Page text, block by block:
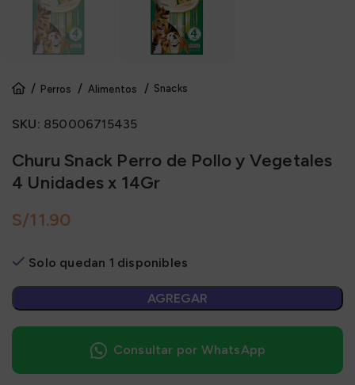
Perros Alimentos Snacks
SKU: 850006715435
Churu Snack Perro de Pollo y Vegetales
4 Unidades x 14Gr
S/
Solo quedan 1 disponibles
AGREGAR
Consultar por WhatsApp